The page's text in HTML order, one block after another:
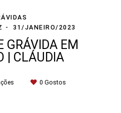
31/JANEIRO/2023
GRÁVIDA EM
| CLÁUDIA
0 Gostos